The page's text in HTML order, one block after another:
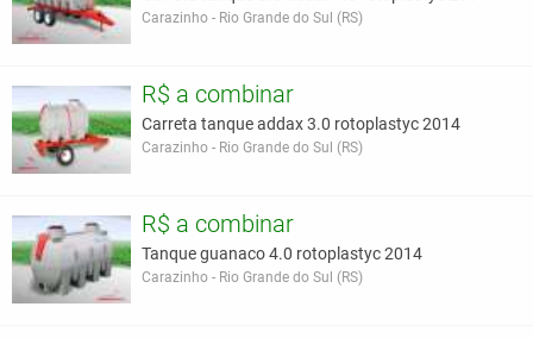
Carazinho - Rio Grande do Sul (RS)
R$ a combinar
Carreta tanque addax 3.0 rotoplastyc 2014
Carazinho - Rio Grande do Sul (RS)
R$ a combinar
Tanque guanaco 4.0 rotoplastyc 2014
Carazinho - Rio Grande do Sul (RS)